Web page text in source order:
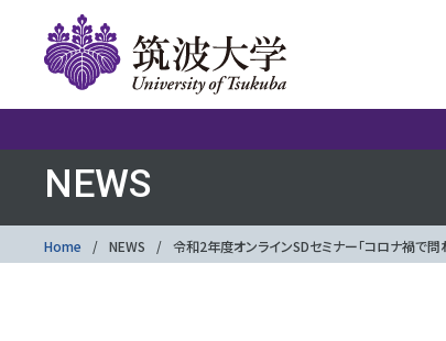
NEWS
Home NEWS 令和2年度オンラインSDセミナー「コロナ禍で